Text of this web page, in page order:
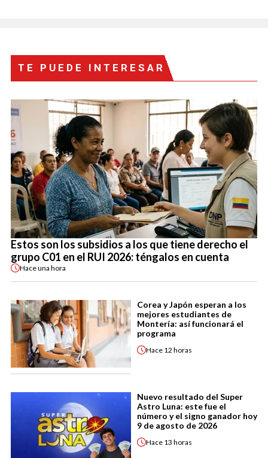
TE PUEDE INTERESAR
Estos son los subsidios a los que tiene derecho el
grupo C01 en el RUI 2026: téngalos en cuenta
Haceuna hora
Corea y Japón esperan a los
mejores estudiantes de
Montería: así funcionará el
programa
Hace 12 horas
Nuevo resultado del Super
Astro Luna: este fue el
número y el signo ganador hoy
9 de agosto de 2026
Hace 13 horas